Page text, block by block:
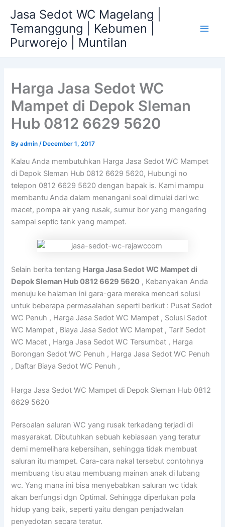
content
Jasa Sedot WC Magelang |
Temanggung | Kebumen |
Purworejo | Muntilan
Harga Jasa Sedot WC
Mampet di Depok Sleman
Hub 0812 6629 5620
Byadmin/ December 1, 2017
Kalau Anda membutuhkan Harga Jasa Sedot WC Mampet
di Depok Sleman Hub 0812 6629 5620, Hubungi no
telepon 0812 6629 5620 dengan bapak is. Kami mampu
membantu Anda dalam menangani soal dimulai dari wc
macet, pompa air yang rusak, sumur bor yang mengering
sampai septic tank yang mampet.
Selain berita tentang Harga Jasa Sedot WC Mampet di
Depok Sleman Hub 0812 6629 5620 , Kebanyakan Anda
menuju ke halaman ini gara-gara mereka mencari solusi
untuk beberapa permasalahan seperti berikut : Pusat Sedot
WC Penuh , Harga Jasa Sedot WC Mampet , Solusi Sedot
WC Mampet , Biaya Jasa Sedot WC Mampet , Tarif Sedot
WC Macet , Harga Jasa Sedot WC Tersumbat , Harga
Borongan Sedot WC Penuh , Harga Jasa Sedot WC Penuh
, Daftar Biaya Sedot WC Penuh ,
Harga Jasa Sedot WC Mampet di Depok Sleman Hub 0812
6629 5620
Persoalan saluran WC yang rusak terkadang terjadi di
masyarakat. Dibutuhkan sebuah kebiasaan yang teratur
demi memelihara kebersihan, sehingga tidak membuat
saluran itu mampet. Cara-cara nakal tersebut contohnya
membuang tisu atau membuang mainan anak di lubang
wc. Yang mana ini bisa menyebabkan saluran wc tidak
akan berfungsi dgn Optimal. Sehingga diperlukan pola
hidup yang baik, seperti yaitu dengan penjadwalan
penyedotan secara teratur.